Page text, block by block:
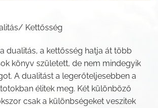
Kettősség
dualitás, a kettősség hatja át több
könyv született, de nem mindegyik
A dualitást a legerőteljesebben a
élitek meg. Két különböző
csak a különbségeket veszitek